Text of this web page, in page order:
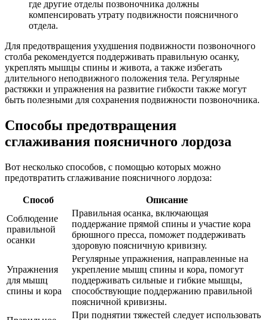
где другие отделы позвоночника должны
компенсировать утрату подвижности поясничного
отдела.
Для предотвращения ухудшения подвижности позвоночного
столба рекомендуется поддерживать правильную осанку,
укреплять мышцы спины и живота, а также избегать
длительного неподвижного положения тела. Регулярные
растяжки и упражнения на развитие гибкости также могут
быть полезными для сохранения подвижности позвоночника.
Способы предотвращения
сглаживания поясничного лордоза
Вот несколько способов, с помощью которых можно
предотвратить сглаживание поясничного лордоза:
Способ
Описание
Соблюдение
правильной
осанки
Правильная осанка, включающая
поддержание прямой спины и участие кора
брюшного пресса, поможет поддерживать
здоровую поясничную кривизну.
Упражнения
для мышц
спины и кора
Регулярные упражнения, направленные на
укрепление мышц спины и кора, помогут
поддерживать сильные и гибкие мышцы,
способствующие поддержанию правильной
поясничной кривизны.
При поднятии тяжестей следует использовать